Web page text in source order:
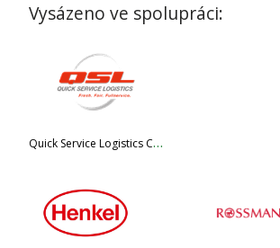
Vysázeno ve spolupráci:
Q
uick Service Logistics Czech Republic s.r.o.